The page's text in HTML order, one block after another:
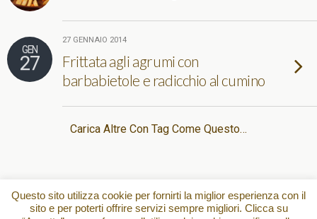
GEN
27
27 GENNAIO 2014
Frittata agli agrumi con
barbabietole e radicchio al cumino
Carica Altre Con Tag Come Questo…
Torna su
Questo sito utilizza cookie per fornirti la miglior esperienza con il
sito e per poterti offrire servizi sempre migliori. Clicca su